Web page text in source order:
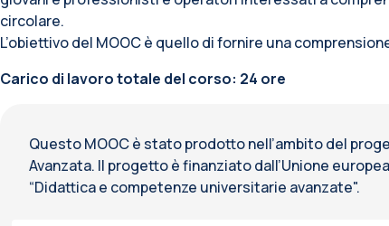
circolare.
L’obiettivo del MOOC è quello di fornire una
Carico di lavoro totale del corso: 24 ore
Questo MOOC è stato prodotto nell’ambito del
Avanzata. Il progetto è finanziato dall’Unione
“Didattica e competenze universitarie avanzate".